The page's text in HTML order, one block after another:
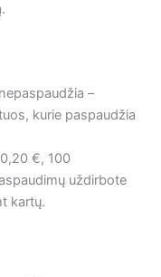
–
kurie paspaudžia
€, 100
uždirbote
kartų.